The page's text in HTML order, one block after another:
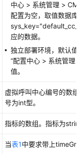
中心 > 系统管理 >
配置为空，取值数据库
应的数据。
独立部署环境，默认值
“配置中心 > 系统管理
值。
虚拟呼叫中心编号的数组
号为int型。
指标的数组。指标为
当表1中要求带上